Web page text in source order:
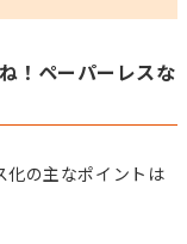
！ペーパーレスな
化の主なポイントは